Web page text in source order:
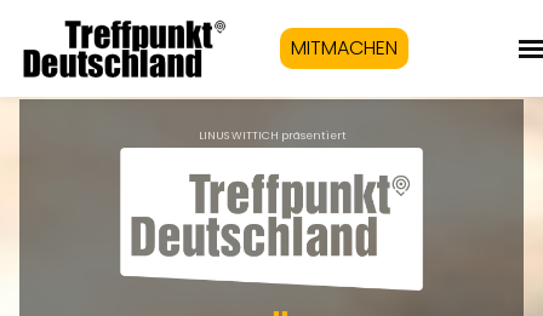
MITMACHEN
LINUS WITTICH präsentiert